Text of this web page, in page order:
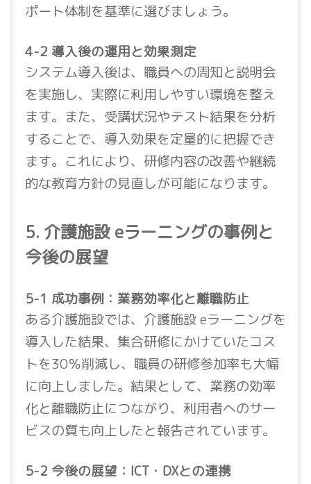
ポート体制を基準に選びましょう。
4-2 導入後の運用と効果測定
システム導入後は、職員への周知と説明会
を実施し、実際に利用しやすい環境を整え
ます。また、受講状況やテスト結果を分析
することで、導入効果を定量的に把握でき
ます。これにより、研修内容の改善や継続
的な教育方針の見直しが可能になります。
5. 介護施設 eラーニングの事例と
今後の展望
5-1 成功事例：業務効率化と離職防止
ある介護施設では、介護施設 eラーニングを
導入した結果、集合研修にかけていたコス
トを30％削減し、職員の研修参加率も大幅
に向上しました。結果として、業務の効率
化と離職防止につながり、利用者へのサー
ビスの質も向上したと報告されています。
5-2 今後の展望：ICT・DXとの連携